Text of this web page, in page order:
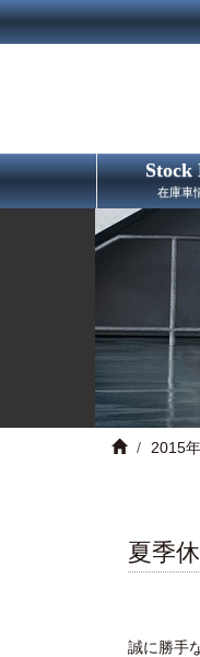
Stock
在庫車
2015年
夏季
誠に勝手